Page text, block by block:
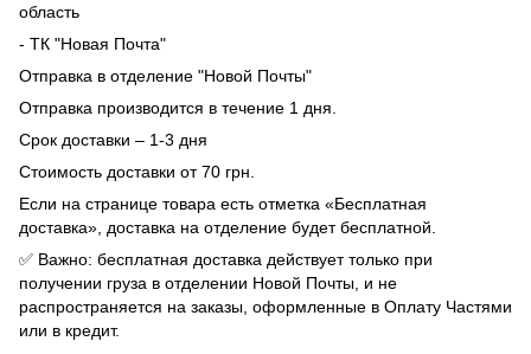
область
- ТК "Новая Почта"
Отправка в отделение "Новой Почты"
Отправка производится в течение 1 дня.
Срок доставки – 1-3 дня
Стоимость доставки от 70 грн.
Если на странице товара есть отметка «Бесплатная
доставка», доставка на отделение будет бесплатной.
✅ Важно: бесплатная доставка действует только при
получении груза в отделении Новой Почты, и не
распространяется на заказы, оформленные в Оплату Частями
или в кредит.